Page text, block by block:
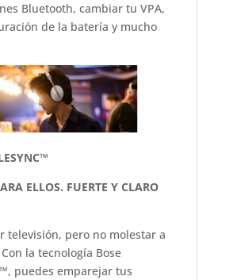
Bluetooth, cambiar tu VPA,
de la batería y mucho
ELLOS. FUERTE Y CLARO
televisión, pero no molestar a
la tecnología Bose
puedes emparejar tus